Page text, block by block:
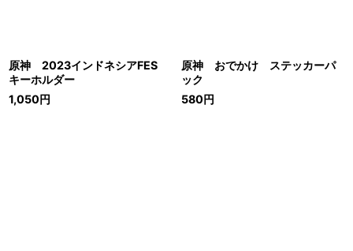
原神 2023インドネシアFES
キーホルダー
1,050円
原神 おでかけ ステッカーパ
ック
580円